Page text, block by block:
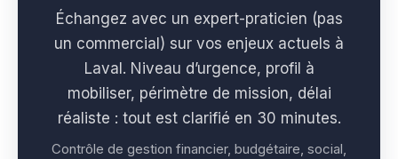
Échangez avec un expert-praticien (pas
un commercial) sur vos enjeux actuels à
Laval. Niveau d’urgence, profil à
mobiliser, périmètre de mission, délai
réaliste : tout est clarifié en 30 minutes.
Contrôle de gestion financier, budgétaire, social,